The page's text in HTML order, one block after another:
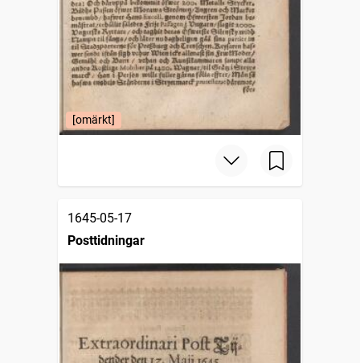
[omärkt]
1645-05-17
Posttidningar